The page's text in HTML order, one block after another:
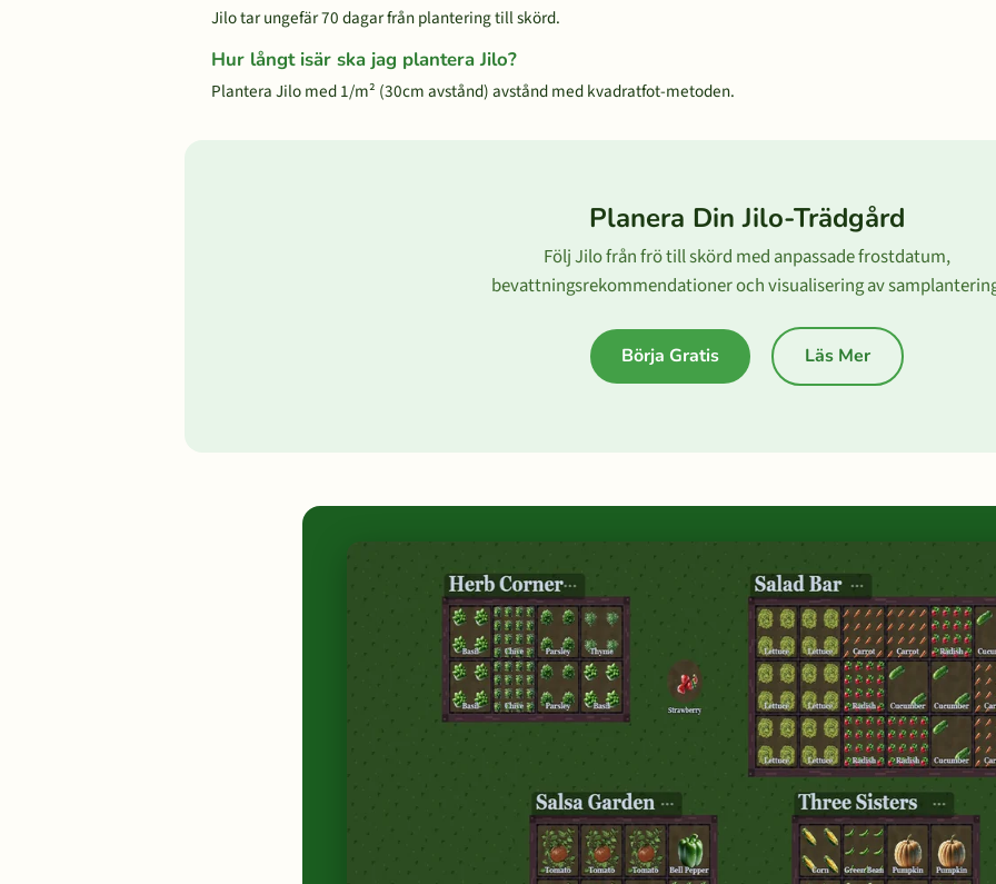
Jilo tar ungefär 70 dagar från plantering till skörd.
Hur långt isär ska jag plantera Jilo?
Plantera Jilo med 1/m² (30cm avstånd) avstånd med kvadratfot-metoden.
Planera Din Jilo-Trädgård
Följ Jilo från frö till skörd med anpassade frostdatum,
bevattningsrekommendationer och visualisering av
Börja Gratis Läs Mer